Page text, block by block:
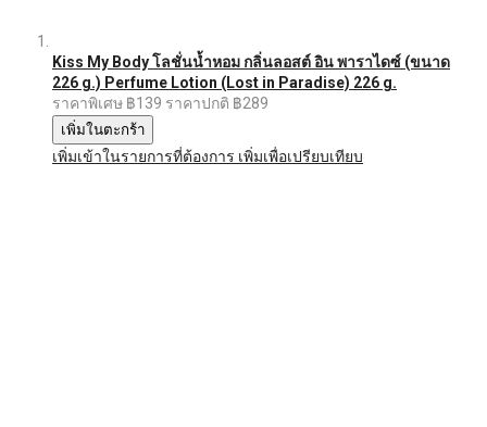
Kiss My Body โลชั่นน้ำหอม กลิ่นลอสต์ อิน พาราไดซ์ (ขนาด
226 g.) Perfume Lotion (Lost in Paradise) 226 g.
ราคาพิเศษ ฿139 ราคาปกติ ฿289
เพิ่มในตะกร้า
เพิ่มเข้าในรายการที่ต้องการ เพิ่มเพื่อเปรียบเทียบ